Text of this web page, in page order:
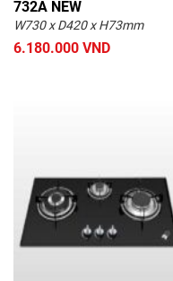
732A NEW
W730 x D420 x H73mm
6.180.000 VND